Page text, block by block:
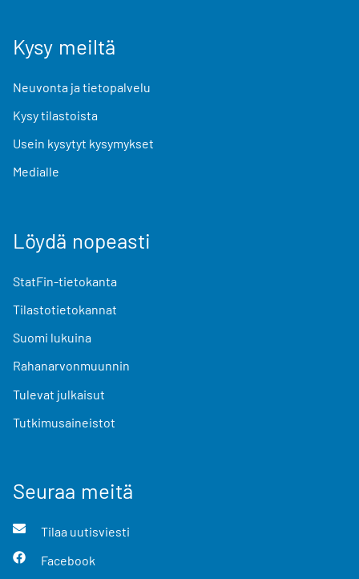
Kysy meiltä
Neuvonta ja tietopalvelu
Kysy tilastoista
Usein kysytyt kysymykset
Medialle
Löydä nopeasti
StatFin-tietokanta
Tilastotietokannat
Suomi lukuina
Rahanarvonmuunnin
Tulevat julkaisut
Tutkimusaineistot
Seuraa meitä
Tilaa uutisviesti
Facebook